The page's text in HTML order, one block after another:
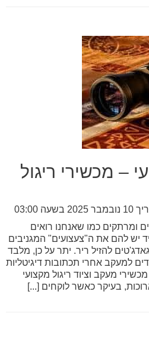
– מכשירי ריגול
10 נובמבר 2025 בשעה 03:00
ומרתקים כמו שאנחנו רואים
יש להם את ה"צעצועים" המגניבים
להזיל ריר. יתר על כן, מלבד
למעקב אחרי תכתובות דיגיטליות
מעקב וציוד ריגול מקצועי
בעיקר כאשר לוקחים [...]